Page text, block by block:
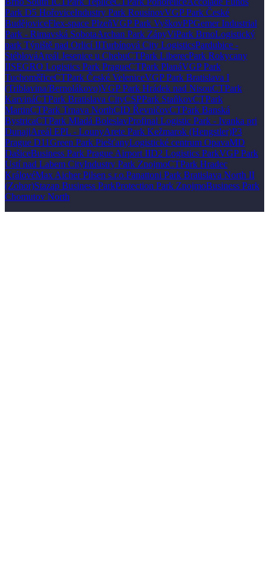
Park D5 HořoviceIndustry Park RousínovVGP Park České
BudějoviceFlex-space PlzeňVGP Park VyškovPPGemer Industrial
Park - Rimavská SobotaArchan Park ZápyViPark BrnoLogistický
park Týniště nad Orlicí IITurbínová City LogisticsPardubice -
StéblováAreál Jesenice u ChebuCTPark LiberecPark Rokycany
IISEGRO Logistics Park PragueCTPark PlanáVGP Park
TuchoměřiceCTPark České VeleniceVGP Park Bratislava I
(Triblavina/Bernolákovo)VGP Park Hrádek nad NisouCTPark
KarvináCTPark Bratislava CityCSPPark StaňkovCTPark
MartinCTPark Trnava NorthCID ŘevničovCTPark Banská
BystricaCTPark Mladá BoleslavProfinal Logistic Park - Ivanka pri
DunajiAreál EPL - LounyArete Park Kežmarok (Hengstler)P3
Prague D11Green Park PiešťanyLogistické centrum OpavaMD
DašiceBusiness Park Prague Airport IID2 Logistics ParkVGP Park
Ústí nad Labem CityIndustry Park ZnojmoCTPark Hradec
KrálovéMax Aicher Pilsen s.r.o.Panattoni Park Bratislava North II
(Zohor)Stazap Business ParkProtection Park ZnojmoBusiness Park
Chomutov North